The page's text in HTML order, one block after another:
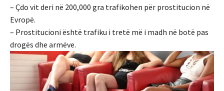
– Çdo vit deri në 200,000 gra trafikohen për prostitucion në
Evropë.
– Prostitucioni është trafiku i tretë më i madh në botë pas
drogës dhe armëve.